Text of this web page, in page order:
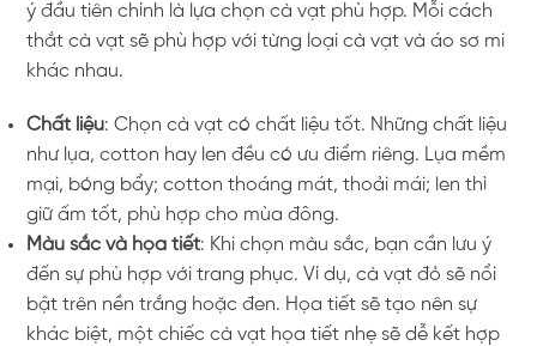
ý đầu tiên chính là lựa chọn cà vạt phù hợp. Mỗi cách
thắt cà vạt sẽ phù hợp với từng loại cà vạt và áo sơ mi
khác nhau.
Chất liệu: Chọn cà vạt có chất liệu tốt. Những chất liệu
như lụa, cotton hay len đều có ưu điểm riêng. Lụa mềm
mại, bóng bẩy; cotton thoáng mát, thoải mái; len thì
giữ ấm tốt, phù hợp cho mùa đông.
Màu sắc và họa tiết: Khi chọn màu sắc, bạn cần lưu ý
đến sự phù hợp với trang phục. Ví dụ, cà vạt đỏ sẽ nổi
bật trên nền trắng hoặc đen. Họa tiết sẽ tạo nên sự
khác biệt, một chiếc cà vạt họa tiết nhẹ sẽ dễ kết hợp